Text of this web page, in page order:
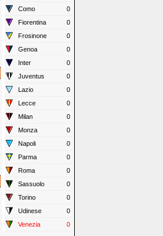
Como
0
Fiorentina
0
Frosinone
0
Genoa
0
Inter
0
Juventus
0
Lazio
0
Lecce
0
Milan
0
Monza
0
Napoli
0
Parma
0
Roma
0
Sassuolo
0
Torino
0
Udinese
0
Venezia
0